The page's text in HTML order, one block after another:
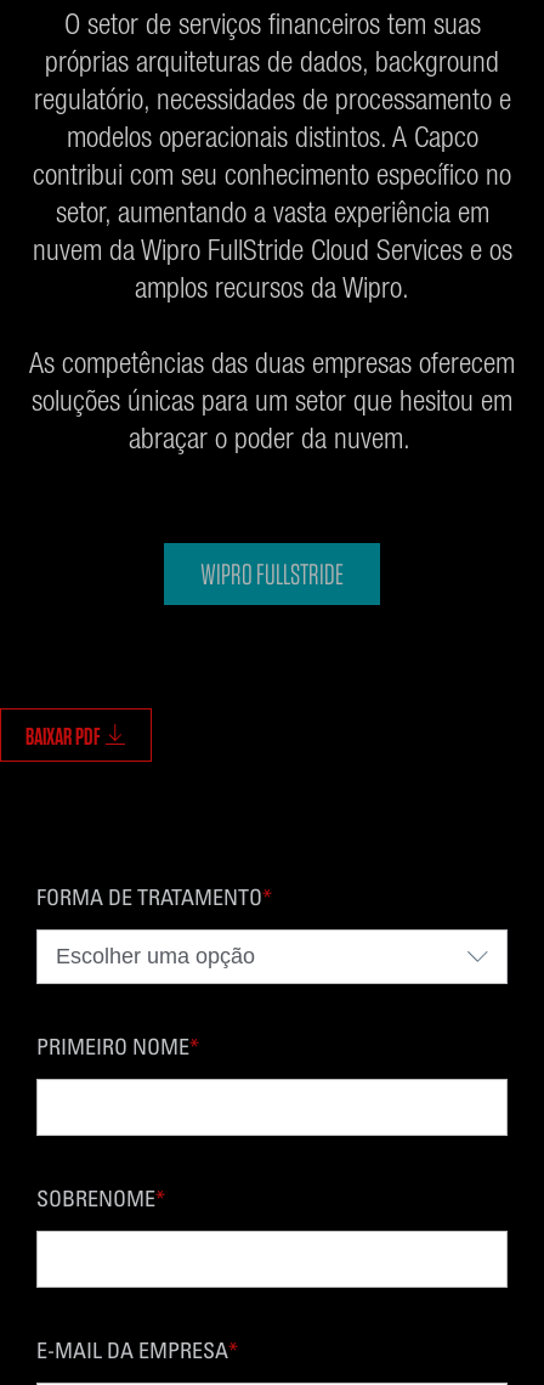
O setor de serviços financeiros tem suas
próprias arquiteturas de dados, background
regulatório, necessidades de processamento e
modelos operacionais distintos. A Capco
contribui com seu conhecimento específico no
setor, aumentando a vasta experiência em
nuvem da Wipro FullStride Cloud Services e os
amplos recursos da Wipro.
As competências das duas empresas oferecem
soluções únicas para um setor que hesitou em
abraçar o poder da nuvem.
WIPRO FULLSTRIDE
BAIXAR PDF
FORMA DE TRATAMENTO*
PRIMEIRO NOME*
SOBRENOME*
E-MAIL DA EMPRESA*